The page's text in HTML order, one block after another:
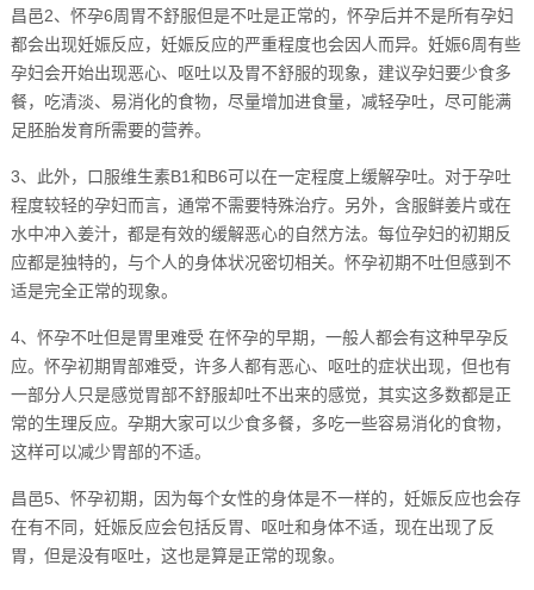
昌邑2、怀孕6周胃不舒服但是不吐是正常的，怀孕后并不是所有孕妇
都会出现妊娠反应，妊娠反应的严重程度也会因人而异。妊娠6周有些
孕妇会开始出现恶心、呕吐以及胃不舒服的现象，建议孕妇要少食多
餐，吃清淡、易消化的食物，尽量增加进食量，减轻孕吐，尽可能满
足胚胎发育所需要的营养。
3、此外，口服维生素B1和B6可以在一定程度上缓解孕吐。对于孕吐
程度较轻的孕妇而言，通常不需要特殊治疗。另外，含服鲜姜片或在
水中冲入姜汁，都是有效的缓解恶心的自然方法。每位孕妇的初期反
应都是独特的，与个人的身体状况密切相关。怀孕初期不吐但感到不
适是完全正常的现象。
4、怀孕不吐但是胃里难受 在怀孕的早期，一般人都会有这种早孕反
应。怀孕初期胃部难受，许多人都有恶心、呕吐的症状出现，但也有
一部分人只是感觉胃部不舒服却吐不出来的感觉，其实这多数都是正
常的生理反应。孕期大家可以少食多餐，多吃一些容易消化的食物，
这样可以减少胃部的不适。
昌邑5、怀孕初期，因为每个女性的身体是不一样的，妊娠反应也会存
在有不同，妊娠反应会包括反胃、呕吐和身体不适，现在出现了反
胃，但是没有呕吐，这也是算是正常的现象。